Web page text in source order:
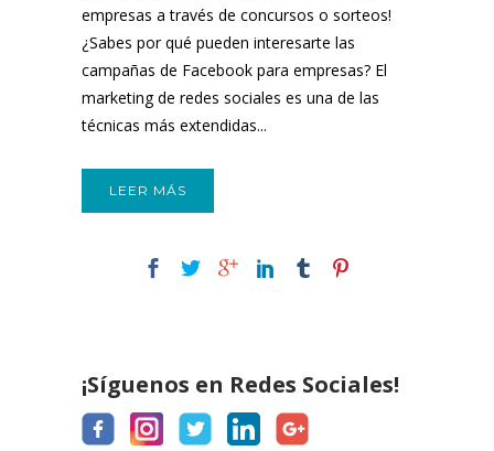
empresas a través de concursos o sorteos!
¿Sabes por qué pueden interesarte las
campañas de Facebook para empresas? El
marketing de redes sociales es una de las
técnicas más extendidas...
LEER MÁS
¡Síguenos en Redes Sociales!